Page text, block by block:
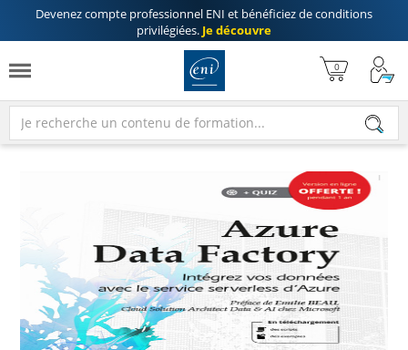
Devenez compte professionnel ENI et bénéficiez deconditions
privilégiées. Je découvre